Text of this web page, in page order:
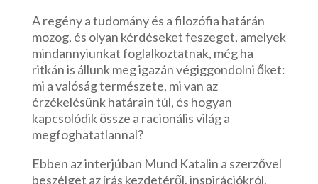
A regény a tudomány és a filozófia határán
mozog, és olyan kérdéseket feszeget, amelyek
mindannyiunkat foglalkoztatnak, még ha
ritkán is állunk meg igazán végiggondolni őket:
mi a valóság természete, mi van az
érzékelésünk határain túl, és hogyan
kapcsolódik össze a racionális világ a
megfoghatatlannal?
Ebben az interjúban Mund Katalin a szerzővel
beszélget az írás kezdetéről, inspirációkról,